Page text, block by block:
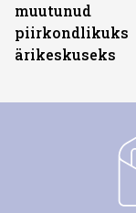
muutunud
piirkondlikuks
ärikeskuseks